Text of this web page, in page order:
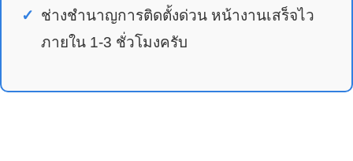
ช่างชำนาญการติดตั้งด่วน หน้างานเสร็จไว
ภายใน 1-3 ชั่วโมงครับ